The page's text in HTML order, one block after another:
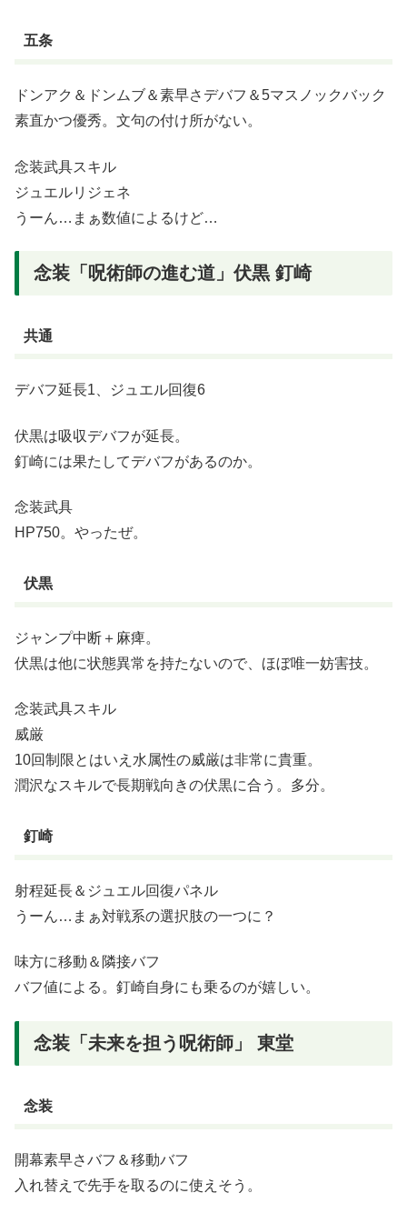
五条
ドンアク＆ドンムブ＆素早さデバフ＆5マスノックバック
素直かつ優秀。文句の付け所がない。
念装武具スキル
ジュエルリジェネ
うーん…まぁ数値によるけど…
念装「呪術師の進む道」伏黒 釘崎
共通
デバフ延長1、ジュエル回復6
伏黒は吸収デバフが延長。
釘崎には果たしてデバフがあるのか。
念装武具
HP750。やったぜ。
伏黒
ジャンプ中断＋麻痺。
伏黒は他に状態異常を持たないので、ほぼ唯一妨害技。
念装武具スキル
威厳
10回制限とはいえ水属性の威厳は非常に貴重。
潤沢なスキルで長期戦向きの伏黒に合う。多分。
釘崎
射程延長＆ジュエル回復パネル
うーん…まぁ対戦系の選択肢の一つに？
味方に移動＆隣接バフ
バフ値による。釘崎自身にも乗るのが嬉しい。
念装「未来を担う呪術師」 東堂
念装
開幕素早さバフ＆移動バフ
入れ替えで先手を取るのに使えそう。